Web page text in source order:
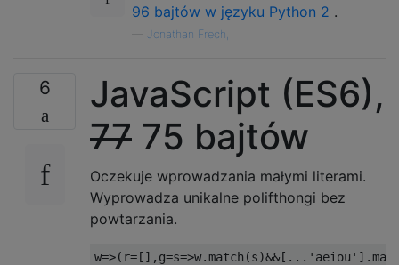
96 bajtów w języku Python 2 .
Jonathan Frech,
6
JavaScript (ES6),
77 75 bajtów
Oczekuje wprowadzania małymi literami.
Wyprowadza unikalne polifthongi bez
powtarzania.
w=>( r=[], g=s=>w.match (s)&&[... 'aeiou' ].map